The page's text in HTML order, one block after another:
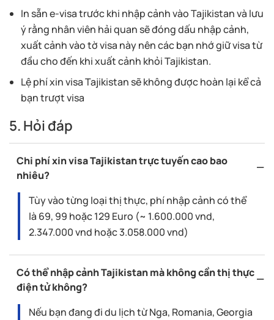
In sẵn e-visa trước khi nhập cảnh vào Tajikistan và lưu
ý rằng nhân viên hải quan sẽ đóng dấu nhập cảnh,
xuất cảnh vào tờ visa này nên các bạn nhớ giữ visa từ
đầu cho đến khi xuất cảnh khỏi Tajikistan.
Lệ phí xin visa Tajikistan sẽ không được hoàn lại kể cả
bạn trượt visa
5. Hỏi đáp
Chi phí xin visa Tajikistan trực tuyến cao bao
nhiêu?
Tùy vào từng loại thị thực, phí nhập cảnh có thể
là 69, 99 hoặc 129 Euro (~ 1.600.000 vnd,
2.347.000 vnd hoặc 3.058.000 vnd)
Có thể nhập cảnh Tajikistan mà không cần thị thực
điện tử không?
Nếu bạn đang đi du lịch từ Nga, Romania, Georgia